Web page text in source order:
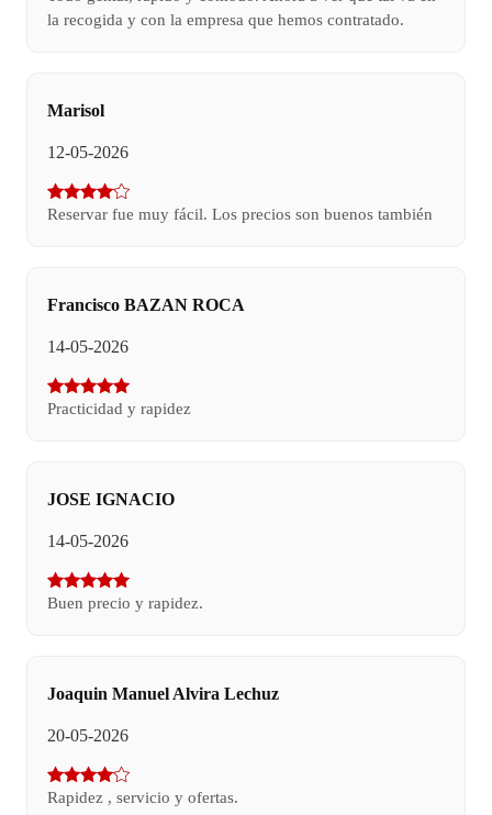
la recogida y con la empresa que hemos contratado.
Marisol
12-05-2026
Reservar fue muy fácil. Los precios son buenos también
Francisco BAZAN ROCA
14-05-2026
Practicidad y rapidez
JOSE IGNACIO
14-05-2026
Buen precio y rapidez.
Joaquin Manuel Alvira Lechuz
20-05-2026
Rapidez , servicio y ofertas.